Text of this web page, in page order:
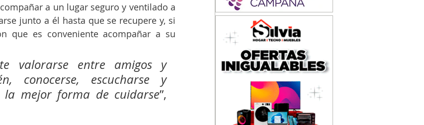
a un lugar seguro y ventilado a
junto a él hasta que se recupere y, si
que es conveniente acompañar a su
valorarse entre amigos y
conocerse, escucharse y
la mejor forma de cuidarse”,